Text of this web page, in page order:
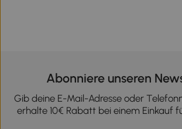
Abonniere unseren
Gib deine E-Mail-Adresse oder
erhalte 10€ Rabatt bei einem Einkauf